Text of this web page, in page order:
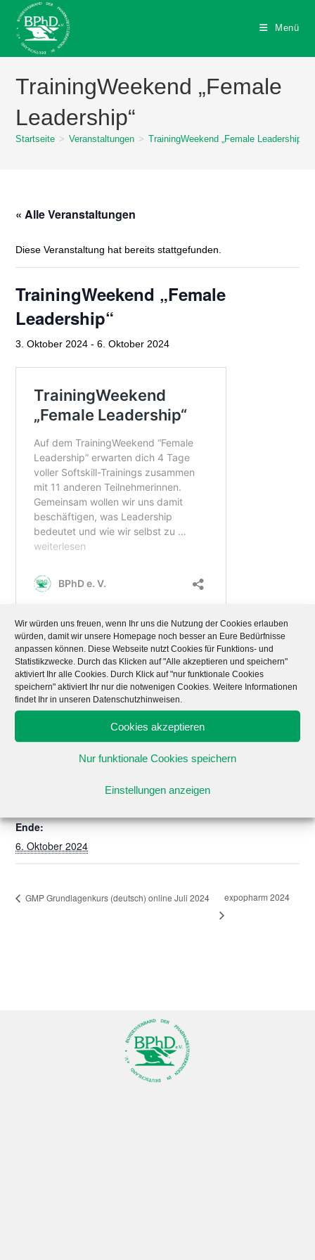
Wir würden uns freuen, wenn Ihr uns die Nutzung der Cookies erlauben
würden, damit wir unsere Homepage noch besser an Eure Bedürfnisse
anpassen können. Diese Webseite nutzt Cookies für Funktions- und
Statistikzwecke. Durch das Klicken auf "Alle akzeptieren und speichern"
aktiviert Ihr alle Cookies. Durch Klick auf "nur funktionale Cookies
speichern" aktiviert Ihr nur die notwenigen Cookies. Weitere Informationen
findet Ihr in unseren Datenschutzhinweisen.
Cookies akzeptieren
Nur funktionale Cookies speichern
Einstellungen anzeigen
Inhalt
springen
Menü
TrainingWeekend „Female
Leadership“
Startseite > Veranstaltungen > TrainingWeekend „Female Leadership“
« Alle Veranstaltungen
Diese Veranstaltung hat bereits stattgefunden.
TrainingWeekend „Female
Leadership“
3. Oktober 2024 -6. Oktober 2024
Zum Kalender hinzufügen
Ende:
6. Oktober 2024
GMP Grundlagenkurs (deutsch) online Juli 2024 expopharm 2024